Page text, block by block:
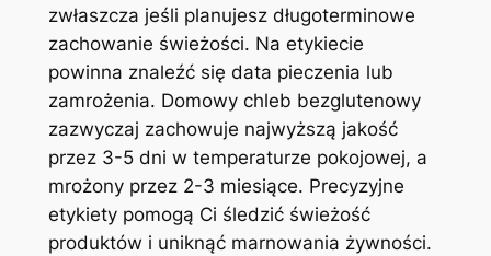
zwłaszcza jeśli planujesz długoterminowe
zachowanie świeżości. Na etykiecie
powinna znaleźć się data pieczenia lub
zamrożenia. Domowy chleb bezglutenowy
zazwyczaj zachowuje najwyższą jakość
przez 3-5 dni w temperaturze pokojowej, a
mrożony przez 2-3 miesiące. Precyzyjne
etykiety pomogą Ci śledzić świeżość
produktów i uniknąć marnowania żywności.